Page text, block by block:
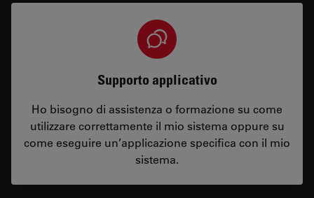
Supporto applicativo
Ho bisogno di assistenza o formazione su come
utilizzare correttamente il mio sistema oppure su
come eseguire un’applicazione specifica con il mio
sistema.